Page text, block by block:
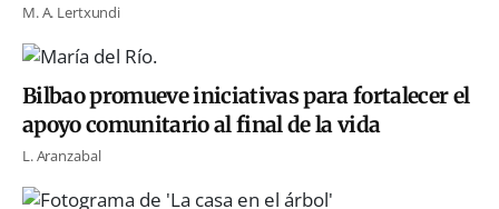
M. A. Lertxundi
Bilbao promueve iniciativas para fortalecer el
apoyo comunitario al final de la vida
L. Aranzabal